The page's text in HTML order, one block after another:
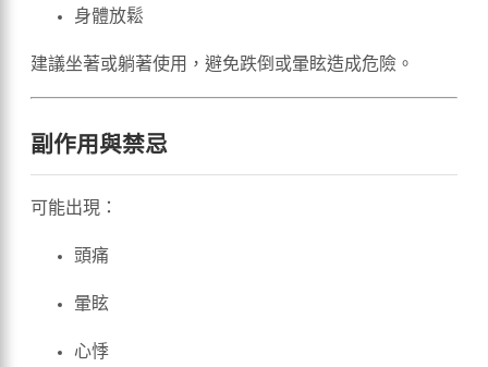
身體放鬆
建議坐著或躺著使用，避免跌倒或暈眩造成危險。
副作用與禁忌
可能出現：
頭痛
暈眩
心悸